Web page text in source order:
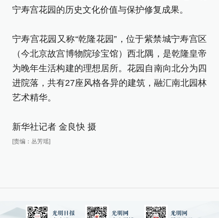
宁寿宫花园的历史文化价值与保护修复成果。
宁寿宫花园又称“乾隆花园”，位于紫禁城宁寿宫区
（今北京故宫博物院珍宝馆）西北隅，是乾隆皇帝
为晚年生活构建的理想居所。花园自南向北分为四
进院落，共有27座风格各异的建筑，融汇南北园林
艺术精华。
新华社记者 金良快 摄
[责编：丛芳瑶]